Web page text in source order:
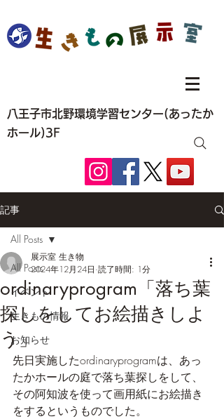
八王子市北野環境学習センター(あったか
ホール)3F
記事
All Posts
イベント
生きもの情報
お知らせ
All Posts
ordinaryprogram「落ち葉
探しをしてお絵描きしよ
う」
展示室 生き物
2024年12月24日 読了時間: 1分
先日実施したordinaryprogramは、あっ
たかホールの庭で落ち葉探しをして、
その阿知波を使って画用紙にお絵描き
をするというものでした。